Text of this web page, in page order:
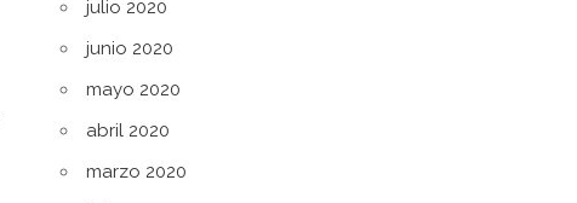
julio 2020
junio 2020
mayo 2020
abril 2020
marzo 2020